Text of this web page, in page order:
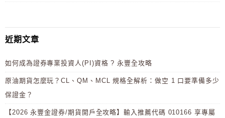
近期文章
如何成為證券專業投資人(PI)資格 ? 永豐全攻略
原油期貨怎麼玩？CL、QM、MCL 規格全解析：做空 1 口要準備多少
保證金？
【2026 永豐金證券/期貨開戶全攻略】輸入推薦代碼 010166 享專屬